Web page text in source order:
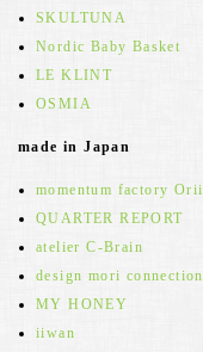
SKULTUNA
Nordic Baby Basket
LE KLINT
OSMIA
made in Japan
momentum factory Orii
QUARTER REPORT
atelier C-Brain
design mori connection
MY HONEY
iiwan